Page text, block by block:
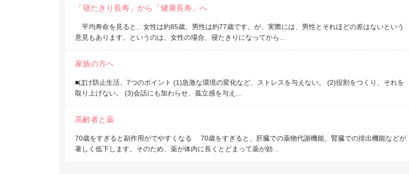
「寝たきり長寿」から「健康長寿」へ
平均寿命を見ると、女性は約85歳、男性は約77歳です。が、実際には、男性とそれほどの差はないという
意見もあります。というのは、女性の場合、寝たきりになってから…
家族の方へ
■ぼけ防止生活、7つのポイント (1)急激な環境の変化など、ストレスを与えない。 (2)役割をつくり、それを
取り上げない。 (3)会話にも加わらせ、孤立感を与え…
高齢者と薬
70歳をすぎると副作用がでやすくなる 70歳をすぎると、肝臓での薬物代謝機能、腎臓での排出機能などが
著しく低下します。そのため、薬が体内に長くとどまって薬が効…